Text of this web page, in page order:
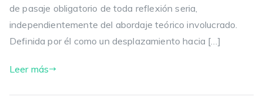
de pasaje obligatorio de toda reflexión seria,
independientemente del abordaje teórico involucrado.
Definida por él como un desplazamiento hacia […]
Leer más